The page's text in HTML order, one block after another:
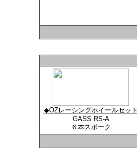
◆OZレーシングホイールセット
GASS RS-A
６本スポーク